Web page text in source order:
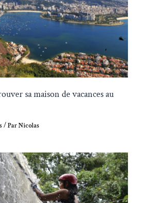
sa maison de vacances au
/ ParNicolas